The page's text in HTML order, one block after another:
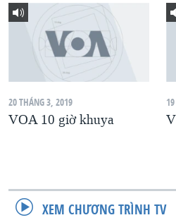
20 THÁNG 3, 2019
VOA 10 giờ khuya
XEM CHƯƠNG TRÌNH TV